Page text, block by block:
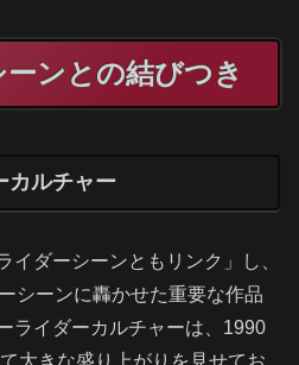
ンとの結びつき
カルチャー
イダーシーンともリンク」し、
シーンに轟かせた重要な作品
ライダーカルチャーは、1990